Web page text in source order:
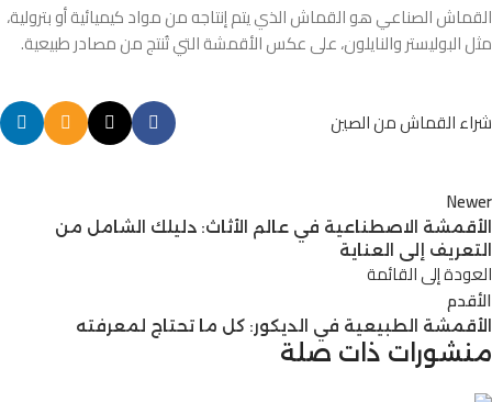
القماش الصناعي هو القماش الذي يتم إنتاجه من مواد كيميائية أو بترولية،
مثل البوليستر والنايلون، على عكس الأقمشة التي تُنتج من مصادر طبيعية.
شراء القماش من الصين
Newer
الأقمشة الاصطناعية في عالم الأثاث: دليلك الشامل من
التعريف إلى العناية
العودة إلى القائمة
الأقدم
الأقمشة الطبيعية في الديكور: كل ما تحتاج لمعرفته
منشورات ذات صلة